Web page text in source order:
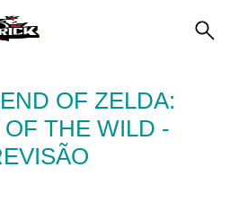
OF ZELDA:
OF THE WILD -